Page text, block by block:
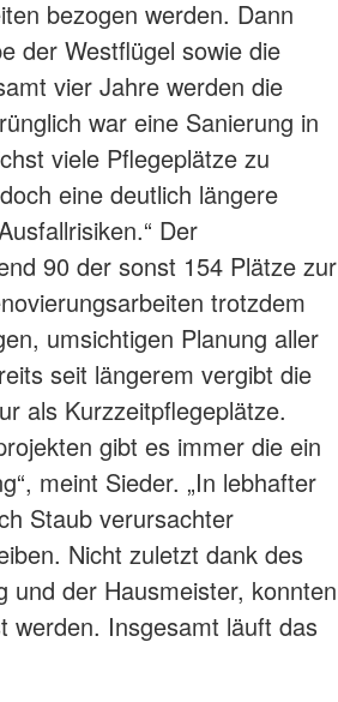
bezogen werden. Dann
der Westflügel sowie die
vier Jahre werden die
war eine Sanierung in
viele Pflegeplätze zu
eine deutlich längere
Der
90 der sonst 154 Plätze zur
trotzdem
umsichtigen Planung aller
seit längerem vergibt die
als Kurzzeitpflegeplätze.
gibt es immer die ein
meint Sieder. „In lebhafter
Staub verursachter
Nicht zuletzt dank des
und der Hausmeister, konnten
werden. Insgesamt läuft das